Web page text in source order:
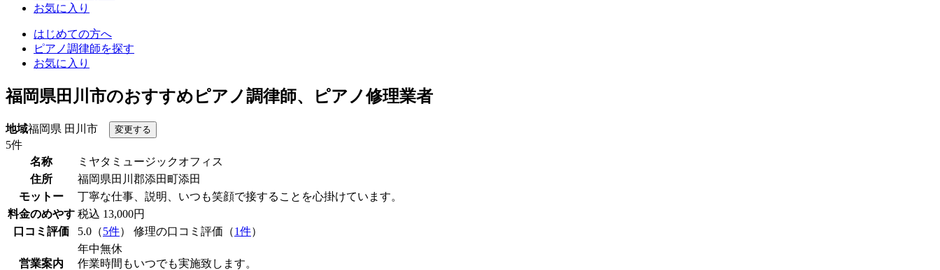
お気に入り
はじめての方へ
ピアノ調律師を探す
お気に入り
福岡県田川市のおすすめピアノ調律師、ピアノ修理業者
地域福岡県 田川市
5件
名称
ミヤタミュージックオフィス
住所
福岡県田川郡添田町添田
モットー
丁寧な仕事、説明、いつも笑顔で接することを心掛けています。
料金のめやす 税込 13,000円
口コミ評価
5.0（5件） 修理の口コミ評価（1件）
営業案内
年中無休
作業時間もいつでも実施致します。